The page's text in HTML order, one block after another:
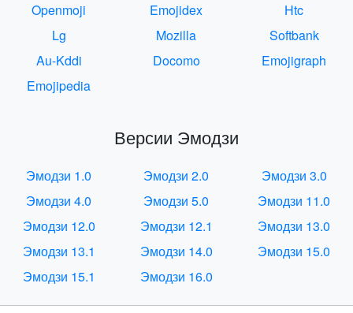
Openmoji
Emojidex
Htc
Lg
Mozilla
Softbank
Au-Kddi
Docomo
Emojigraph
Emojipedia
Версии Эмодзи
Эмодзи 1.0 Эмодзи 2.0
Эмодзи 3.0
Эмодзи 4.0
Эмодзи 5.0
Эмодзи 11.0
Эмодзи 12.0
Эмодзи 12.1
Эмодзи 13.0
Эмодзи 13.1
Эмодзи 14.0
Эмодзи 15.0
Эмодзи 15.1
Эмодзи 16.0